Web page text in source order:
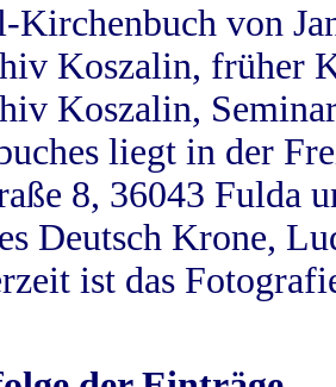
Kirchenbuch von
Koszalin, früher
Koszalin,
liegt in der
8, 36043 Fulda
Deutsch Krone,
ist das